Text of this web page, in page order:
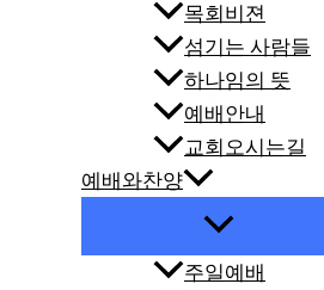
목회비젼
섬기는 사람들
하나임의 뜻
예배안내
교회오시는길
예배와찬양
주일예배